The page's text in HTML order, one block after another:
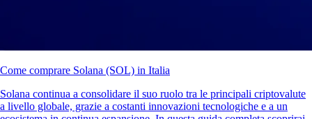
Come comprare Solana (SOL) in Italia
Solana continua a consolidare il suo ruolo tra le principali criptovalute
a livello globale, grazie a costanti innovazioni tecnologiche e a un